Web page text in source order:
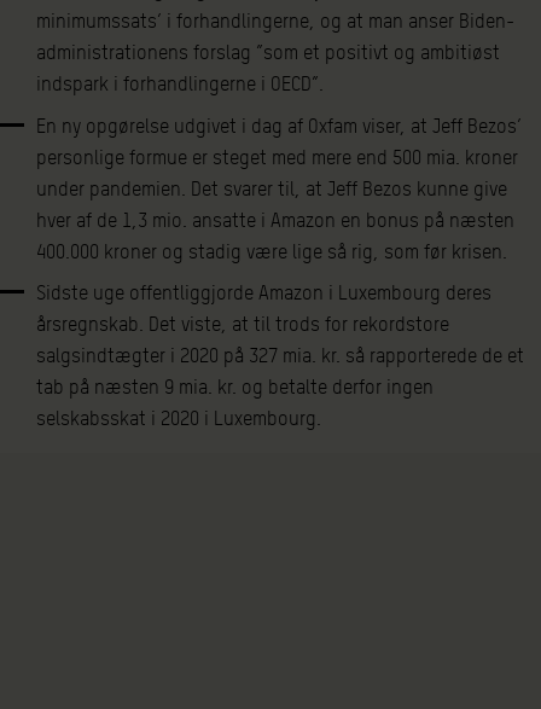
minimumssats’ i forhandlingerne, og at man anser Biden-
administrationens forslag ”som et positivt og ambitiøst
indspark i forhandlingerne i OECD”.
En ny opgørelse udgivet i dag af Oxfam viser, at Jeff Bezos’
personlige formue er steget med mere end 500 mia. kroner
under pandemien. Det svarer til, at Jeff Bezos kunne give
hver af de 1,3 mio. ansatte i Amazon en bonus på næsten
400.000 kroner og stadig være lige så rig, som før krisen.
Sidste uge offentliggjorde Amazon i Luxembourg deres
årsregnskab. Det viste, at til trods for rekordstore
salgsindtægter i 2020 på 327 mia. kr. så rapporterede de et
tab på næsten 9 mia. kr. og betalte derfor ingen
selskabsskat i 2020 i Luxembourg.